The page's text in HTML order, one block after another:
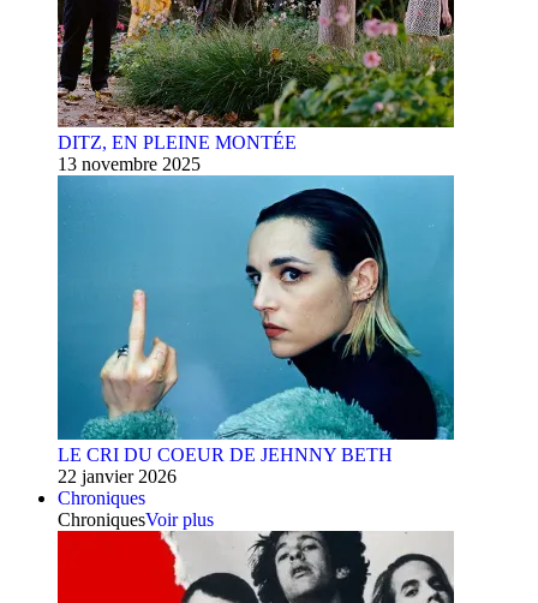
DITZ, EN PLEINE MONTÉE
13 novembre 2025
LE CRI DU COEUR DE JEHNNY BETH
22 janvier 2026
Chroniques
ChroniquesVoir plus